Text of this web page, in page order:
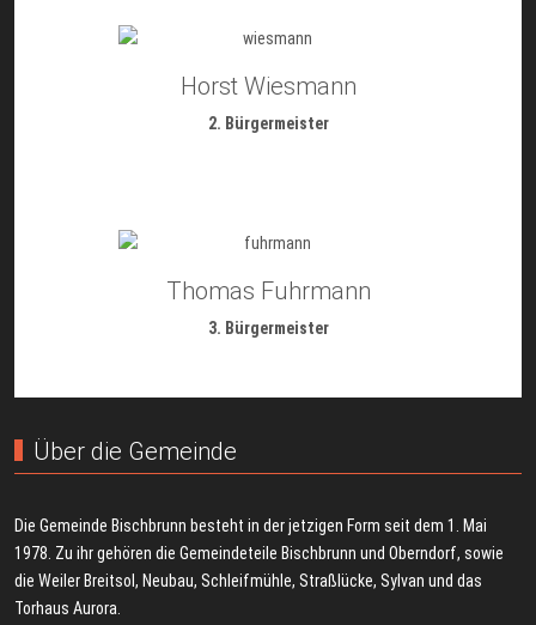
Horst Wiesmann
2. Bürgermeister
Thomas Fuhrmann
3. Bürgermeister
Über die Gemeinde
Die Gemeinde Bischbrunn besteht in der jetzigen Form seit dem 1. Mai
1978. Zu ihr gehören die Gemeindeteile Bischbrunn und Oberndorf, sowie
die Weiler Breitsol, Neubau, Schleifmühle, Straßlücke, Sylvan und das
Torhaus Aurora.